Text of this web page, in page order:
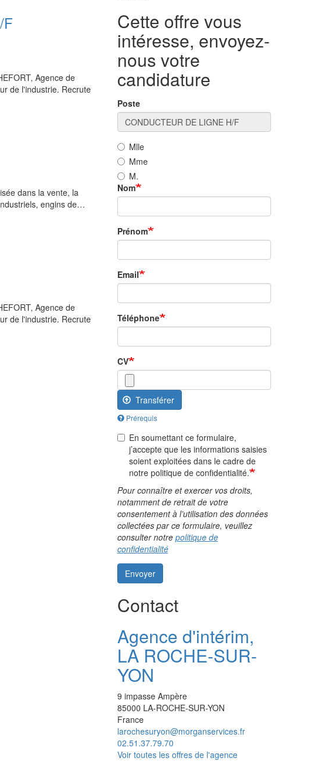
F
Agence de
de l'industrie. Recrute
dans la vente, la
engins de…
Agence de
de l'industrie. Recrute
Cette offre vous
intéresse, envoyez-
nous votre
candidature
Poste
Mlle
Mme
M.
Nom
Prénom
Email
Téléphone
CV
Transférer
Prérequis
En soumettant ce formulaire,
j’accepte que les informations saisies
soient exploitées dans le cadre de
notre politique de confidentialité.
Pour connaître et exercer vos droits,
notamment de retrait de votre
consentement à l’utilisation des données
collectées par ce formulaire, veuillez
consulter notre politique de
confidentialité
Envoyer
Contact
Agence d'intérim,
LA ROCHE-SUR-
YON
9 impasse Ampère
85000 LA-ROCHE-SUR-YON
France
larochesuryon@morganservices.fr
02.51.37.79.70
Voir toutes les offres de l'agence